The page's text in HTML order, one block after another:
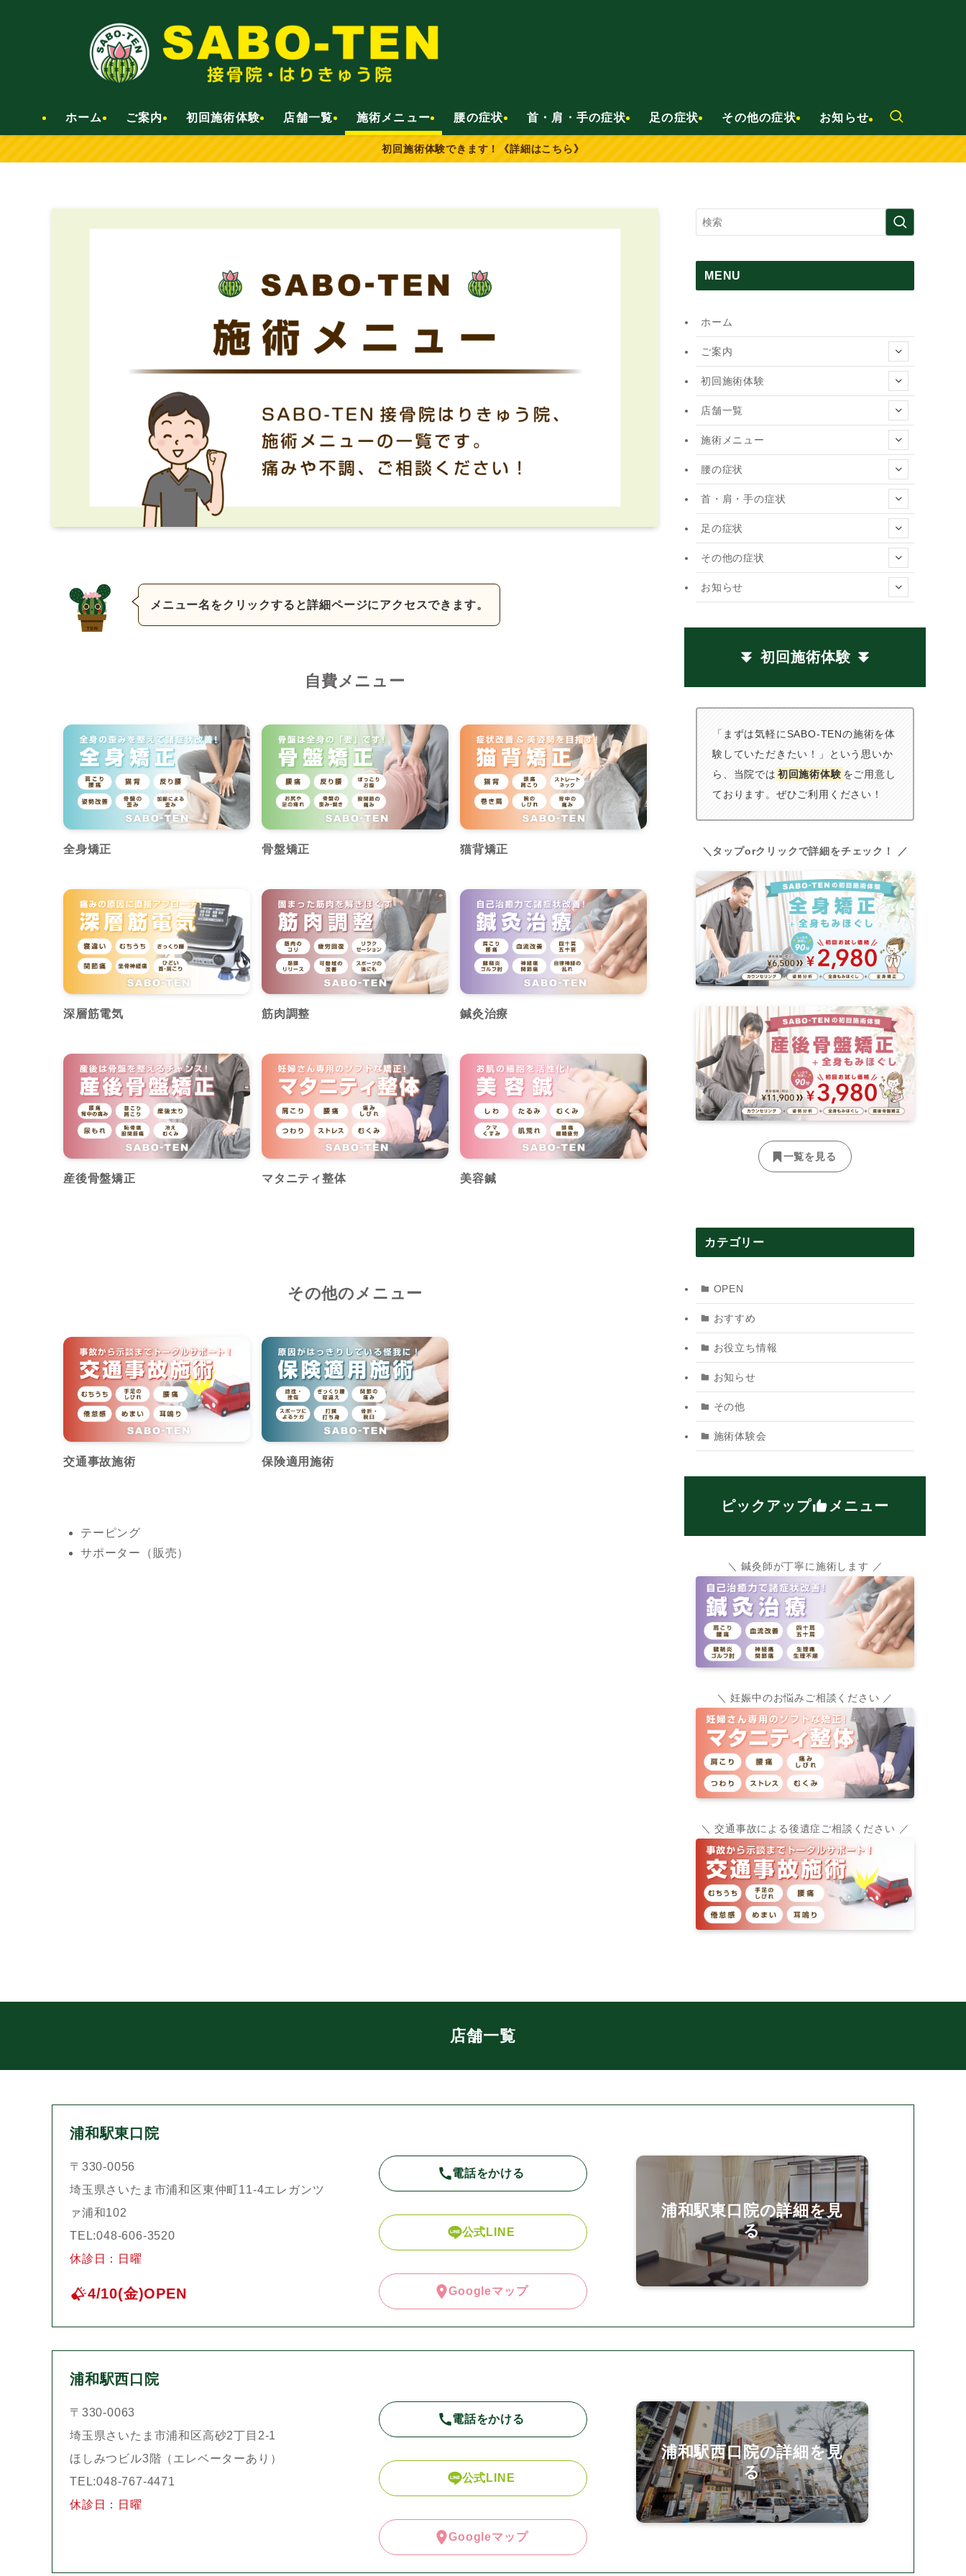
ホーム ご案内 初回施術体験 店舗一覧 施術メニュー 腰の症状 首・肩・手の症状 足の症状 その他の症状 お知らせ
初回施術体験できます！《詳細はこちら》
メニュー名をクリックすると詳細ページにアクセスできます。
自費メニュー
全身矯正 骨盤矯正 猫背矯正
深層筋電気 筋肉調整 鍼灸治療
産後骨盤矯正 マタニティ整体 美容鍼
その他のメニュー
交通事故施術 保険適用施術
テーピング
サポーター（販売）
MENU
ホーム
ご案内
初回施術体験
店舗一覧
施術メニュー
腰の症状
首・肩・手の症状
足の症状
その他の症状
お知らせ
初回施術体験
「まずは気軽にSABO-TENの施術を体
験していただきたい！」という思いか
ら、当院では 初回施術体験 をご用意し
ております。ぜひご利用ください！
＼タップorクリックで詳細をチェック！ ／
一覧を見る
カテゴリー
OPEN
おすすめ
お役立ち情報
お知らせ
その他
施術体験会
ピックアップ メニュー
＼ 鍼灸師が丁寧に施術します ／
＼ 妊娠中のお悩みご相談ください ／
＼ 交通事故による後遺症ご相談ください ／
店舗一覧
浦和駅東口院
〒330-0056
埼玉県さいたま市浦和区東仲町11-4エレガンツ
ァ浦和102
TEL:048-606-3520
休診日：日曜
4/10(金)OPEN
電話をかける
公式LINE
Googleマップ
浦和駅東口院の詳細を見
る
浦和駅西口院
〒330-0063
埼玉県さいたま市浦和区高砂2丁目2-1
ほしみつビル3階（エレベーターあり）
TEL:048-767-4471
休診日：日曜
電話をかける
公式LINE
Googleマップ
浦和駅西口院の詳細を見
る